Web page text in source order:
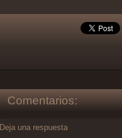
Comentarios:
Deja una respuesta